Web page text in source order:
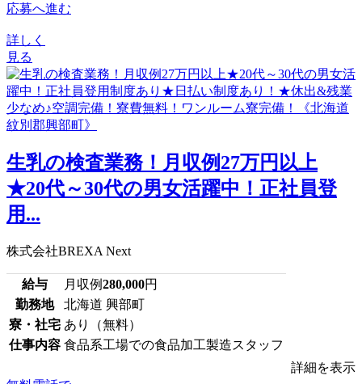
応募へ進む
詳しく
見る
生乳の検査業務！月収例27万円以上
★20代～30代の男女活躍中！正社員登
用...
株式会社BREXA Next
給与 月収例280,000円
勤務地
北海道 興部町
寮・社宅 あり（無料）
仕事内容 食品系工場での食品加工製造スタッフ
詳細を表示